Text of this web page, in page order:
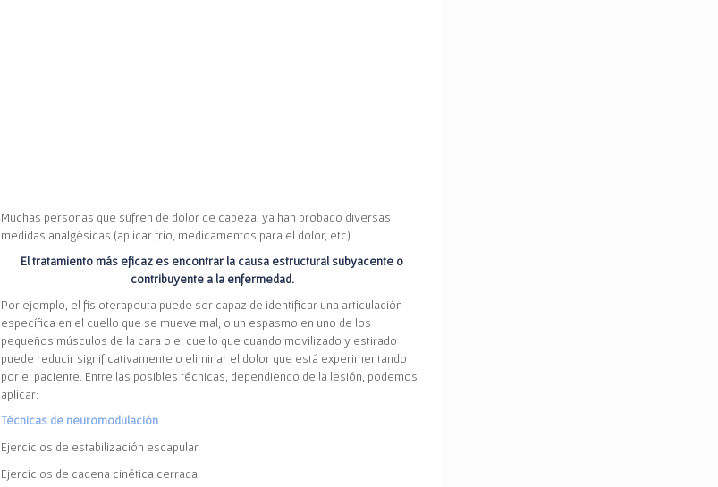
Muchas personas que sufren de dolor de cabeza, ya han probado diversas
medidas analgésicas (aplicar frio, medicamentos para el dolor, etc)
El tratamiento más eficaz es encontrar la causa estructural subyacente o
contribuyente a la enfermedad.
Por ejemplo, el fisioterapeuta puede ser capaz de identificar una articulación
específica en el cuello que se mueve mal, o un espasmo en uno de los
pequeños músculos de la cara o el cuello que cuando movilizado y estirado
puede reducir significativamente o eliminar el dolor que está experimentando
por el paciente. Entre las posibles técnicas, dependiendo de la lesión, podemos
aplicar:
Técnicas de neuromodulación
Ejercicios de estabilización escapular
Ejercicios de cadena cinética cerrada